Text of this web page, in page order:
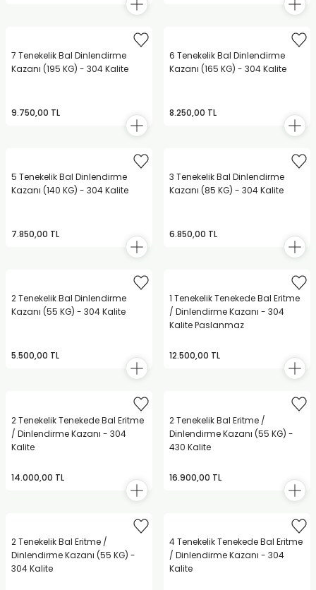
7 Tenekelik Bal Dinlendirme
Kazanı (195 KG) - 304 Kalite
9.750,00 TL
6 Tenekelik Bal Dinlendirme
Kazanı (165 KG) - 304 Kalite
8.250,00 TL
5 Tenekelik Bal Dinlendirme
Kazanı (140 KG) - 304 Kalite
7.850,00 TL
3 Tenekelik Bal Dinlendirme
Kazanı (85 KG) - 304 Kalite
6.850,00 TL
2 Tenekelik Bal Dinlendirme
Kazanı (55 KG) - 304 Kalite
5.500,00 TL
1 Tenekelik Tenekede Bal Eritme
/ Dinlendirme Kazanı - 304
Kalite Paslanmaz
12.500,00 TL
2 Tenekelik Tenekede Bal Eritme
/ Dinlendirme Kazanı - 304
Kalite
14.000,00 TL
2 Tenekelik Bal Eritme /
Dinlendirme Kazanı (55 KG) -
430 Kalite
16.900,00 TL
2 Tenekelik Bal Eritme /
Dinlendirme Kazanı (55 KG) -
304 Kalite
4 Tenekelik Tenekede Bal Eritme
/ Dinlendirme Kazanı - 304
Kalite